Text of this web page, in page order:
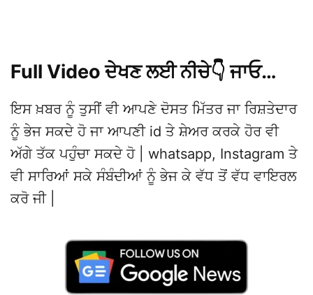
Full Video ਦੇਖਣ ਲਈ ਨੀਚੇ👇 ਜਾਓ…
ਇਸ ਖ਼ਬਰ ਨੂੰ ਤੁਸੀਂ ਵੀ ਆਪਣੇ ਦੋਸਤ ਮਿੱਤਰ ਜਾ ਰਿਸ਼ਤੇਦਾਰ
ਨੂੰ ਭੇਜ ਸਕਦੇ ਹੋ ਜਾ ਆਪਣੀ id ਤੇ ਸ਼ੇਅਰ ਕਰਕੇ ਹੋਰ ਵੀ
ਅੱਗੇ ਤੱਕ ਪਹੁੰਚਾ ਸਕਦੇ ਹੋ | whatsapp, Instagram ਤੇ
ਵੀ ਸਾਰਿਆਂ ਸਕੇ ਸੰਬੰਦੀਆਂ ਨੂੰ ਭੇਜ ਕੇ ਵੱਧ ਤੋਂ ਵੱਧ ਵਾਇਰਲ
ਕਰੋ ਜੀ |